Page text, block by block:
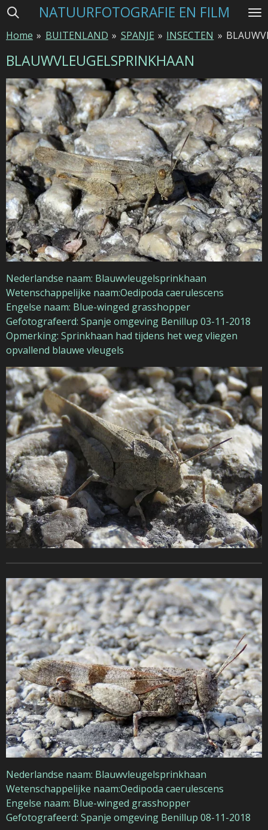
Ga
naar
de
NATUURFOTOGRAFIE EN FILM
Home » BUITENLAND » SPANJE » INSECTEN »
BLAUWVLEUGELSPRINKHAAN
Nederlandse naam: Blauwvleugelsprinkhaan
Wetenschappelijke naam:Oedipoda caerulescens
Engelse naam: Blue-winged grasshopper
Gefotografeerd: Spanje omgeving Benillup 03-11-2018
Opmerking: Sprinkhaan had tijdens het weg vliegen
opvallend blauwe vleugels
Nederlandse naam: Blauwvleugelsprinkhaan
Wetenschappelijke naam:Oedipoda caerulescens
Engelse naam: Blue-winged grasshopper
Gefotografeerd: Spanje omgeving Benillup 08-11-2018